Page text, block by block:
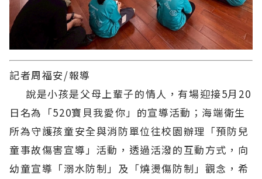
記者周福安/報導
說是小孩是父母上輩子的情人，有場迎接5月20
日名為「520寶貝我愛你」的宣導活動；海端衛生
所為守護孩童安全與消防單位往校園辦理「預防兒
童事故傷害宣導」活動，透過活潑的互動方式，向
幼童宣導「溺水防制」及「燒燙傷防制」觀念，希